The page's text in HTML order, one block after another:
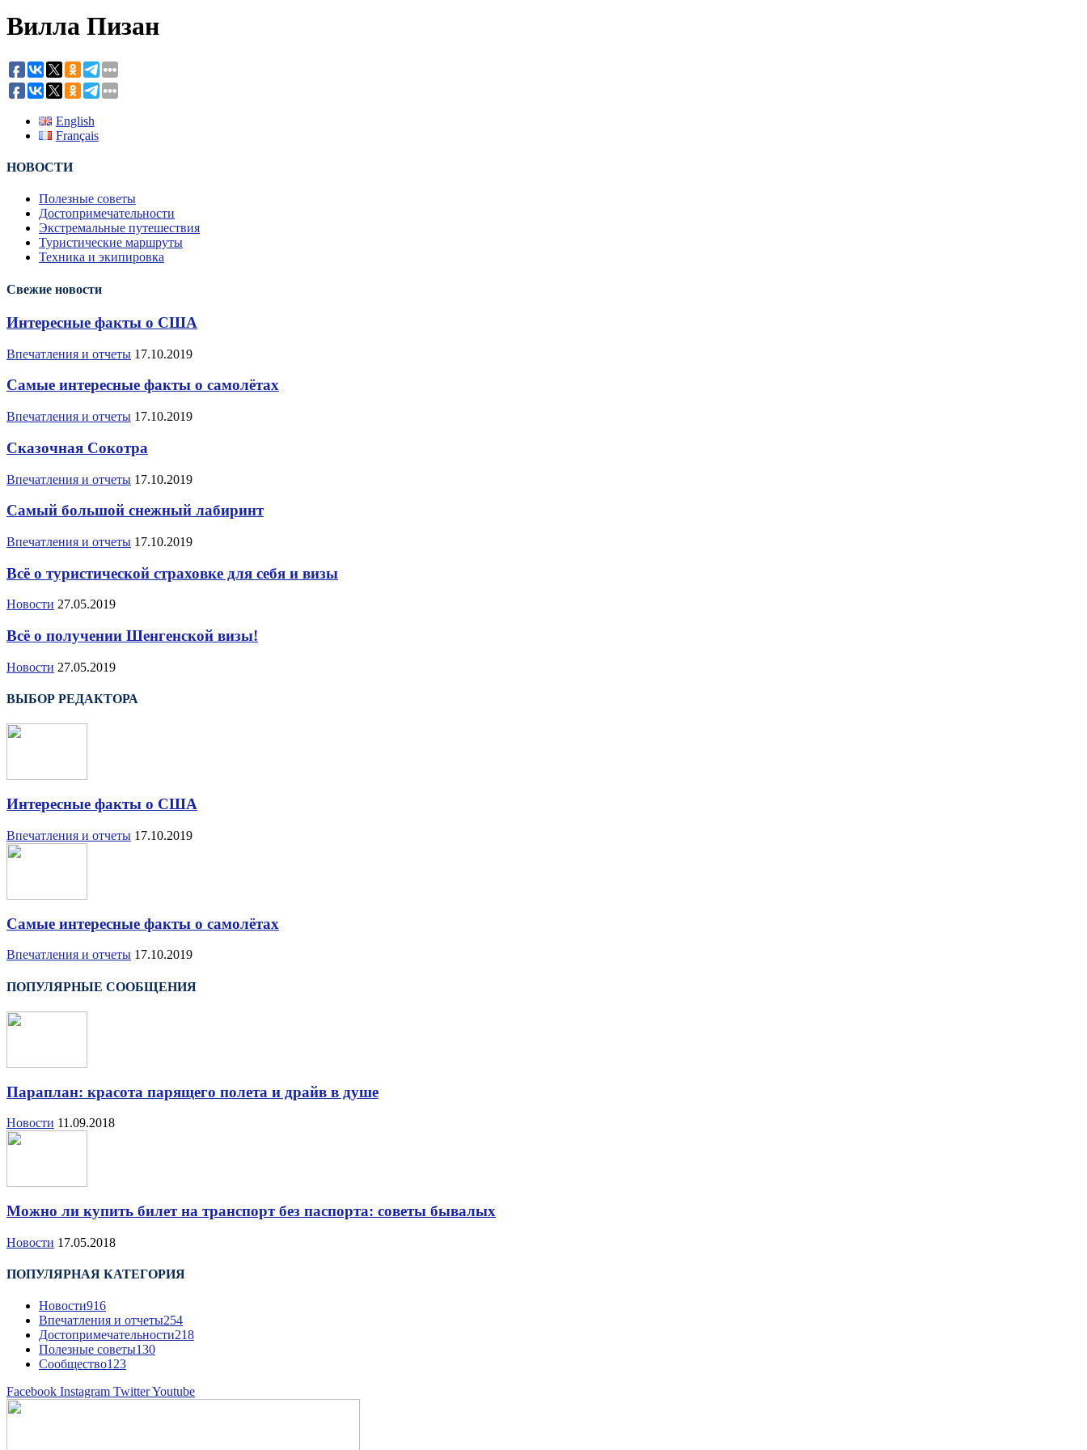
Вилла Пизан
English
Français
НОВОСТИ
Полезные советы
Достопримечательности
Экстремальные путешествия
Туристические маршруты
Техника и экипировка
Свежие новости
Интересные факты о США
Впечатления и отчеты 17.10.2019
Самые интересные факты о самолётах
Впечатления и отчеты 17.10.2019
Сказочная Сокотра
Впечатления и отчеты 17.10.2019
Самый большой снежный лабиринт
Впечатления и отчеты 17.10.2019
Всё о туристической страховке для себя и визы
Новости 27.05.2019
Всё о получении Шенгенской визы!
Новости 27.05.2019
ВЫБОР РЕДАКТОРА
Интересные факты о США
Впечатления и отчеты 17.10.2019
Самые интересные факты о самолётах
Впечатления и отчеты 17.10.2019
ПОПУЛЯРНЫЕ СООБЩЕНИЯ
Параплан: красота парящего полета и драйв в душе
Новости 11.09.2018
Можно ли купить билет на транспорт без паспорта: советы бывалых
Новости 17.05.2018
ПОПУЛЯРНАЯ КАТЕГОРИЯ
Новости916
Впечатления и отчеты254
Достопримечательности218
Полезные советы130
Сообщество123
Facebook Instagram TwitterYoutube